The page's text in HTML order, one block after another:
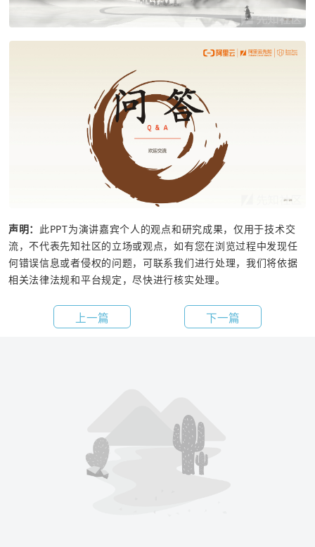
声明： 此PPT为演讲嘉宾个人的观点和研究成果，仅用于技术交
流，不代表先知社区的立场或观点，如有您在浏览过程中发现任
何错误信息或者侵权的问题，可联系我们进行处理，我们将依据
相关法律法规和平台规定，尽快进行核实处理。
上一篇 下一篇